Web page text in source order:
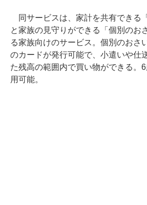
同サービスは、家計を共有できる
と家族の見守りができる「個別のお
る家族向けのサービス。個別のおさ
のカードが発行可能で、小遣いや仕
た残高の範囲内で買い物ができる。
用可能。